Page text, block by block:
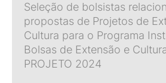
Seleção de bolsistas
propostas de Projetos de
Cultura para o Programa
Bolsas de Extensão e
PROJETO 2024